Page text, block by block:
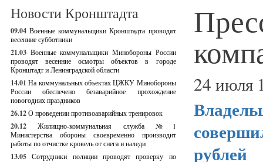
Новости Кронштадта
09.04 Военные коммунальщики Кронштадта проводят
весенние субботники
21.03 Военные коммунальщики Минобороны России
проводят весенние осмотры объектов в городе
Кронштадт и Ленинградской области
14.01 На коммунальных объектах ЦЖКУ Минобороны
России обеспечено безаварийное прохождение
новогодних праздников
26.12О проведении противоаварийных тренировок
20.12
Жилищно-коммунальная служба №1
Министерства обороны своевременно производит
работы по отчистке кровель от снега и наледи
13.05 Сотрудники полиции проводят проверку по
24 июля
рублей